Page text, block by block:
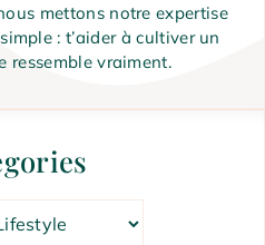
mettons notre expertise
: t’aider à cultiver un
ressemble vraiment.